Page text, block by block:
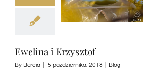
Ewelina i Krzysztof
By Bercia 5 października, 2018 Blog